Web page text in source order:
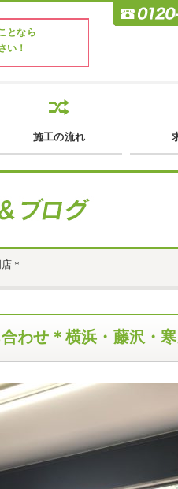
となら
い！
施工の流れ
＊
わせ＊横浜・藤沢・